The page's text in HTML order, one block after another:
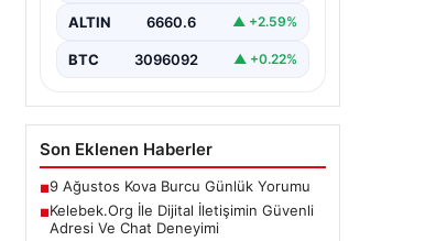
birçok…
ALTIN 6660.6 ▲ +2.59%
BTC 3096092 ▲ +0.22%
Son Eklenen Haberler
■9 Ağustos Kova Burcu Günlük Yorumu
■Kelebek.Org İle Dijital İletişimin Güvenli
Adresi Ve Chat Deneyimi